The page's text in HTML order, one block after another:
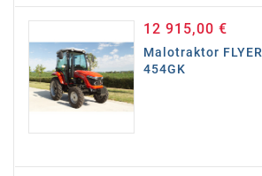
12 915,00 €Cena
Malotraktor FLYER
454GK